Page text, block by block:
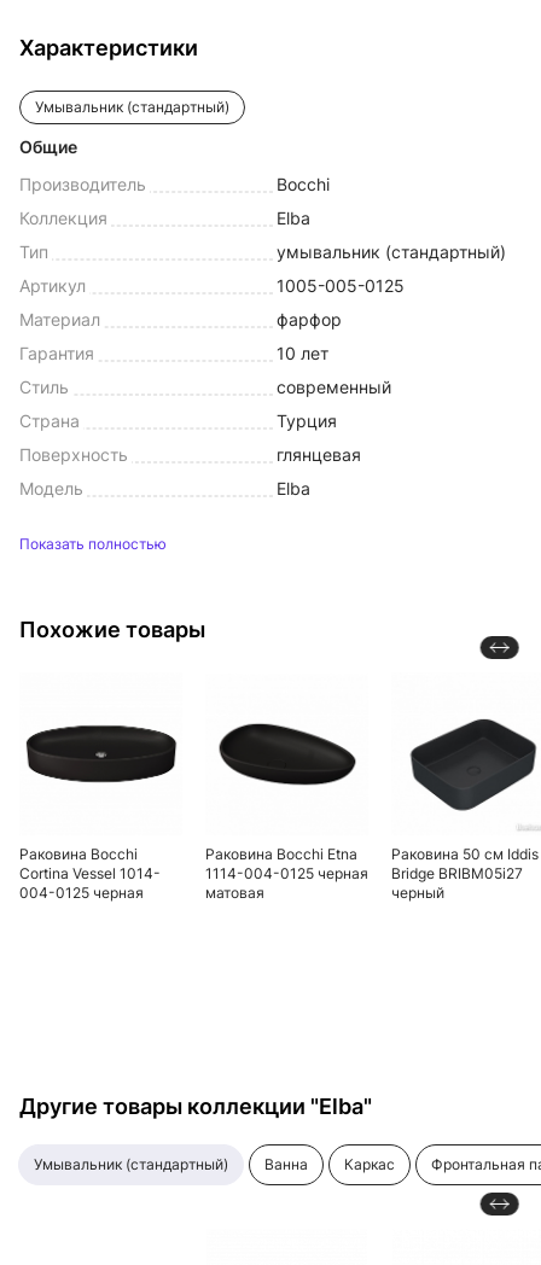
Характеристики
Умывальник (стандартный)
Общие
Производитель
Bocchi
Коллекция
Elba
Тип
умывальник (стандартный)
Артикул
1005-005-0125
Материал
фарфор
Гарантия
10 лет
Стиль
современный
Страна
Турция
Поверхность
глянцевая
Модель
Elba
Показать полностью
Похожие товары
Раковина Bocchi
Cortina Vessel 1014-
004-0125 черная
Раковина Bocchi Etna
1114-004-0125 черная
матовая
Раковина 50 см Iddis
Bridge BRIBM05i27
черный
Другие товары коллекции "Elba"
умывальник (стандартный) ванна каркас фронтальная